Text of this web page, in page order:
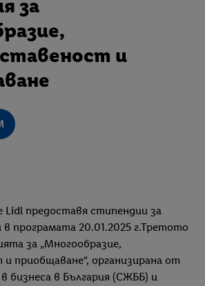
за
и
Lidl предоставя стипендии за
програмата 20.01.2025 г.Третото
за „Многообразие,
приобщаване“, организирана от
бизнеса в България (СЖББ) и